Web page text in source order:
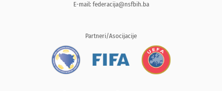
E-mail: federacija@nsfbih.ba
Partneri/Asocijacije